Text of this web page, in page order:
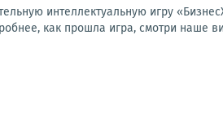
интеллектуальную игру
как прошла игра, смотри наше